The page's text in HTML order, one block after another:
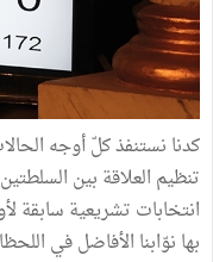
كدنا نستنفذ كلّ أوجه
تنظيم العلاقة بين
انتخابات تشريعية سابقة
بها نوّابنا الأفاضل في